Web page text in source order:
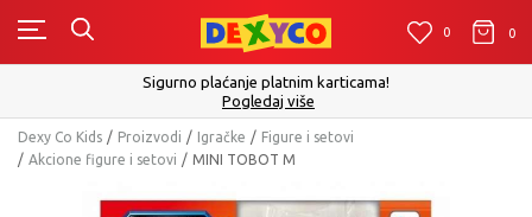
0 0
Sigurno plaćanje platnim karticama!
Pogledaj više
Dexy Co Kids Proizvodi Igračke
Figure i setovi
Akcione figure i setovi
MINI TOBOT M